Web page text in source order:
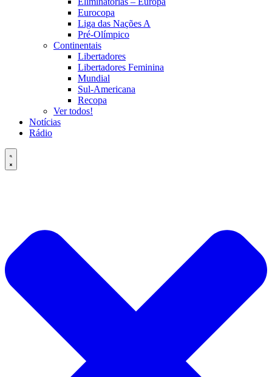
Eurocopa
Liga das Nações A
Pré-Olímpico
Continentais
Libertadores
Libertadores Feminina
Mundial
Sul-Americana
Recopa
Ver todos!
Notícias
Rádio